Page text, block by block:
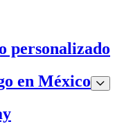
personalizado
en México